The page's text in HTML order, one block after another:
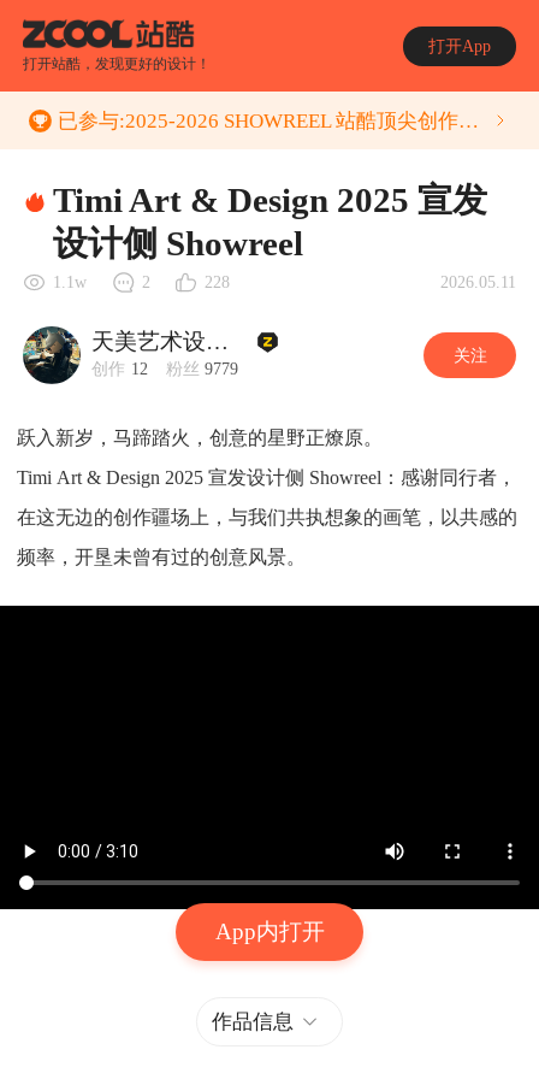
打开站酷，发现更好的设计！
打开App
App内打开
已参与:2025-2026 SHOWREEL 站酷顶尖创作者年度作品集 征集活动
Timi Art & Design 2025 宣发
设计侧 Showreel
1.1w 2 228 2026.05.11
天美艺术设计中心
创作 12 粉丝 9779
关注
跃入新岁，马蹄踏火，创意的星野正燎原。
Timi Art & Design 2025 宣发设计侧 Showreel：感谢同行者，
在这无边的创作疆场上，与我们共执想象的画笔，以共感的
频率，开垦未曾有过的创意风景。
作品信息